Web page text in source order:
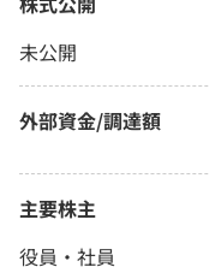
未公開
外部資金/調達額
主要株主
役員・社員